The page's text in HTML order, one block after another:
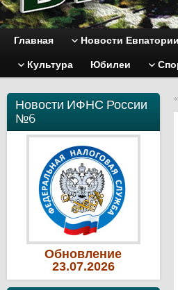
Главная Новости Евпатории
Культура Юбилеи
Новости ИФНС России
№6
Обновление
23.07.2026
«